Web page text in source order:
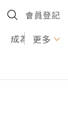
會員登記
成為U更多